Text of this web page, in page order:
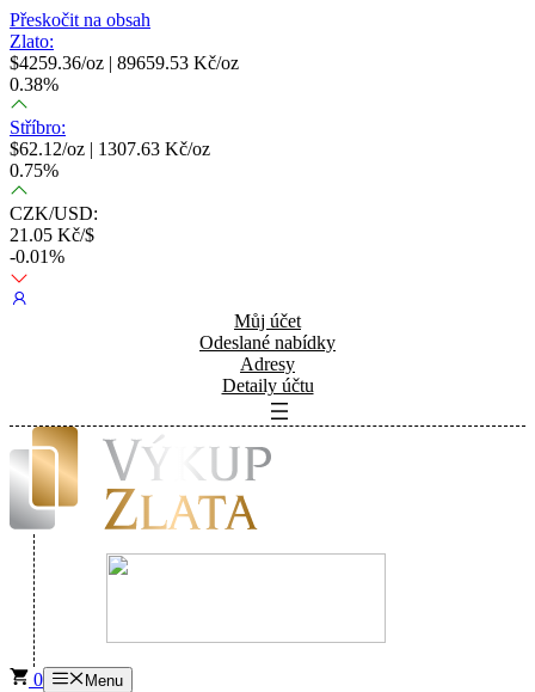
Přeskočit na obsah
Zlato:
$4259.36/oz | 89659.53 Kč/oz
0.38%
Stříbro:
$62.12/oz | 1307.63 Kč/oz
0.75%
CZK/USD:
21.05 Kč/$
-0.01%
Můj účet
Odeslané nabídky
Adresy
Detaily účtu
0 Menu